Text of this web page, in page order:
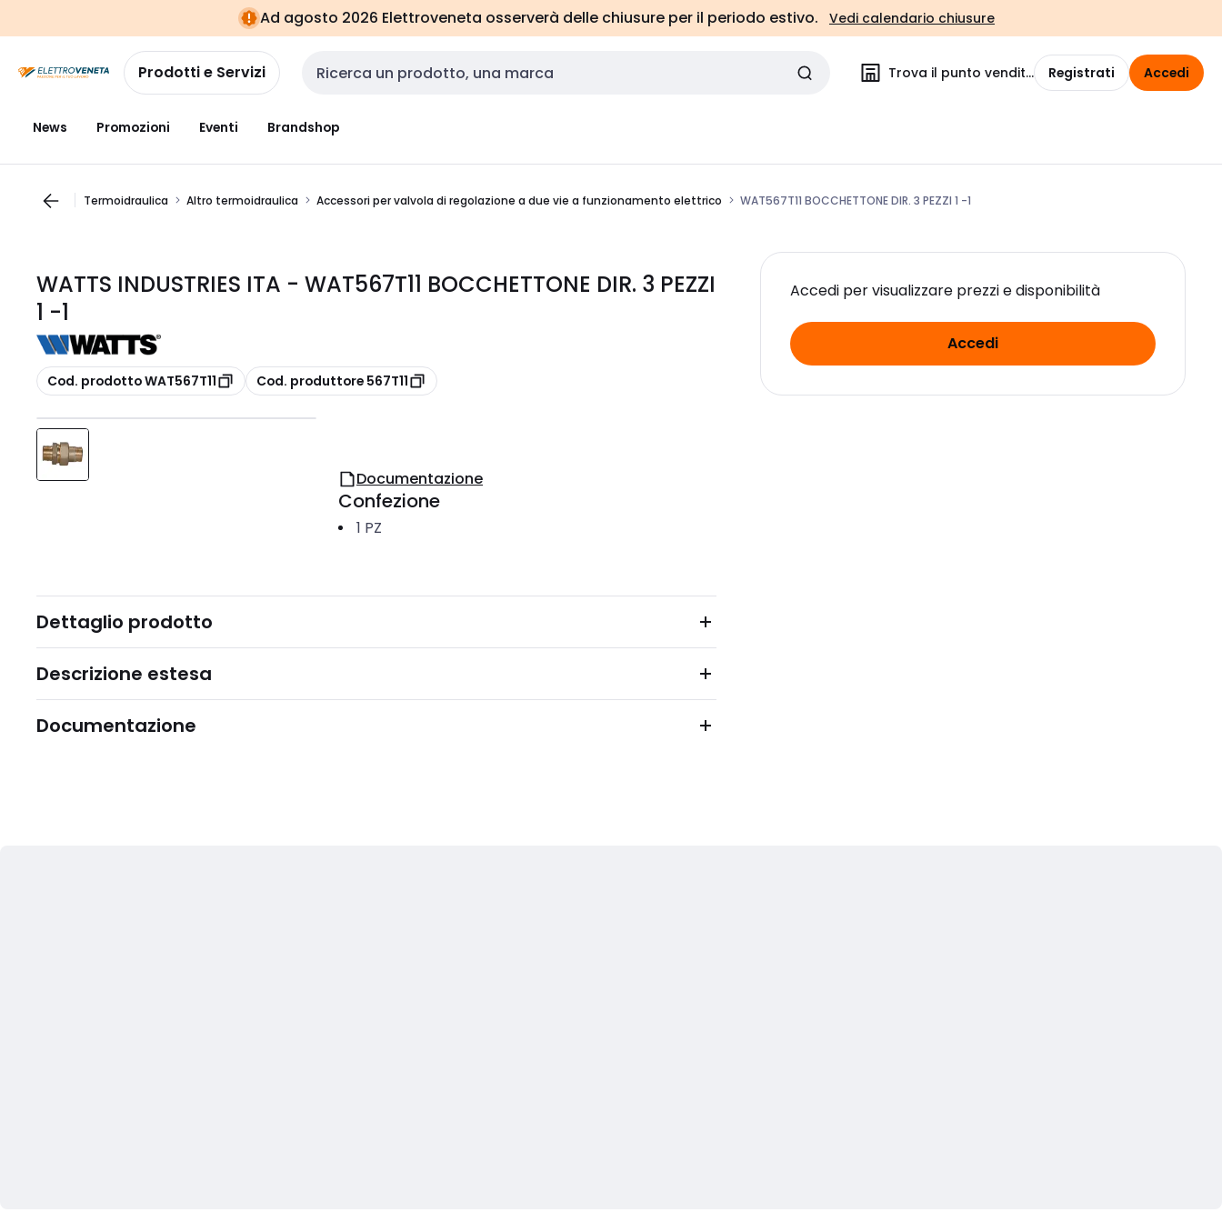
navigazionealla
pagina
Ad agosto 2026 Elettroveneta osserverà delle chiusure per il periodo estivo. Vedi calendario chiusure
Prodotti e Servizi Cerca input Trova il punto vendita Registrati Accedi
News Promozioni Eventi Brandshop
Termoidraulica Altro termoidraulica Accessori per valvola di regolazione a due vie a funzionamento elettrico WAT567T11 BOCCHETTONE DIR. 3 PEZZI 1 -1
WATTS INDUSTRIES ITA - WAT567T11 BOCCHETTONE DIR. 3 PEZZI
1 -1
copia
Cod. prodotto WAT567T11 copia
Cod. produttore 567T11
Accedi per visualizzare prezzi e disponibilità
Accedi
Documentazione
Confezione
1 PZ
Dettaglio prodotto
Descrizione estesa
Documentazione